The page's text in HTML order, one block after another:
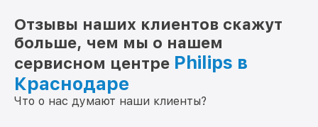
Отзывы наших клиентов скажут
больше, чем мы о нашем
сервисном центре Philips в
Краснодаре
Что о нас думают наши клиенты?